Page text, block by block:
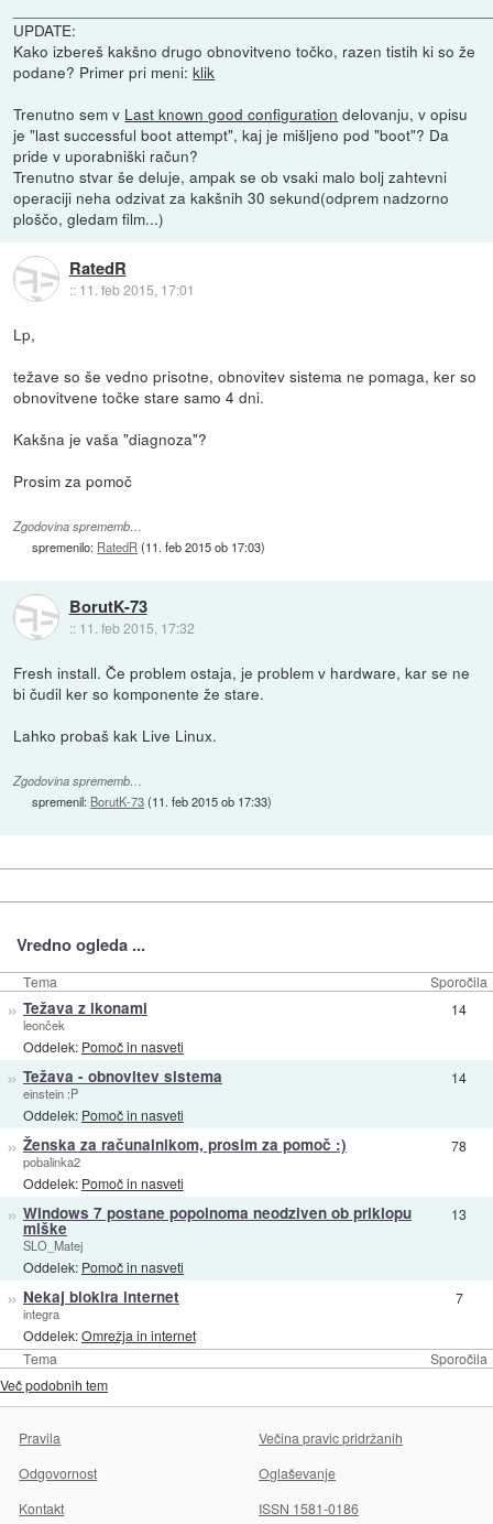
UPDATE:
Kako izbereš kakšno drugo obnovitveno točko, razen tistih ki so že
podane? Primer pri meni:klik
Trenutno sem v Last known good configuration delovanju, v opisu
je "last successful boot attempt", kaj je mišljeno pod "boot"? Da
pride v uporabniški račun?
Trenutno stvar še deluje, ampak se ob vsaki malo bolj zahtevni
operaciji neha odzivat za kakšnih 30 sekund(odprem nadzorno
ploščo, gledam film...)
RatedR
:: 11. feb 2015, 17:01
Lp,
težave so še vedno prisotne, obnovitev sistema ne pomaga, ker so
obnovitvene točke stare samo 4 dni.
Kakšna je vaša "diagnoza"?
Prosim za pomoč
Zgodovina sprememb…
spremenilo: RatedR (11. feb 2015 ob 17:03)
BorutK-73
:: 11. feb 2015, 17:32
Fresh install. Če problem ostaja, je problem v hardware, kar se ne
bi čudil ker so komponente že stare.
Lahko probaš kak Live Linux.
Zgodovina sprememb…
spremenil: BorutK-73(11. feb 2015 ob 17:33)
Vredno ogleda ...
Tema Sporočila
Tema Sporočila
» Težava z ikonami
leonček
Oddelek: Pomoč in nasveti
14
» Težava - obnovitev sistema
einstein :P
Oddelek: Pomoč in nasveti
14
» Ženska za računalnikom, prosim za pomoč :)
pobalinka2
Oddelek: Pomoč in nasveti
78
» Windows 7 postane popolnoma neodziven ob priklopu
miške
SLO_Matej
Oddelek: Pomoč in nasveti
13
» Nekaj blokira internet
integra
Oddelek:Omrežja in internet
7
Več podobnih tem
Pravila
Večina pravic pridržanih
Odgovornost
Oglaševanje
Kontakt
ISSN 1581-0186